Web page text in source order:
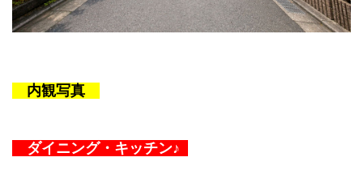
内観写真
ダイニング・キッチン♪